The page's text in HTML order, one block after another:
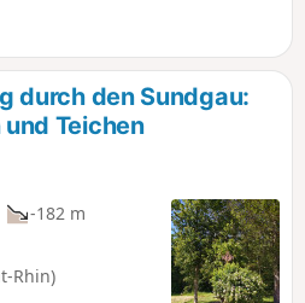
durch den Sundgau:
Teichen
-182 m
Rhin)